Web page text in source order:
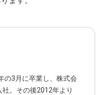
の3月に卒業し、株式会
。その後2012年より